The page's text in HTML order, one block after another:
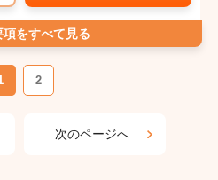
項をすべて見る
2
次のページへ